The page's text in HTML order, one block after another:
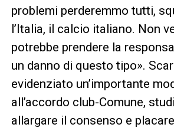
problemi perderemmo tutti,
l’Italia, il calcio italiano. Non
potrebbe prendere la
un danno di questo tipo».
evidenziato un’importante
all’accordo club-Comune,
allargare il consenso e